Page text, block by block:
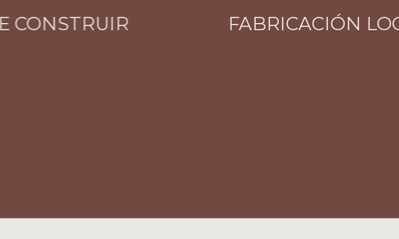
FABRICACIÓN LOCAL